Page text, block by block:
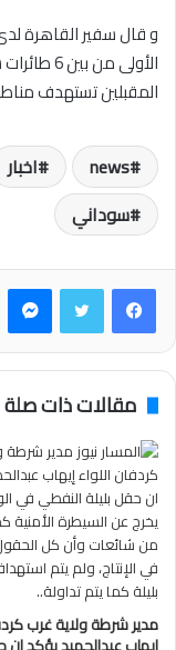
و قال سفير القاهرة
الأولى
المقبلين تستهدف
news اخبار
سوداني
فيسبوكتويتر
مقالات ذات صلة
مدير شرطة ولاية غرب